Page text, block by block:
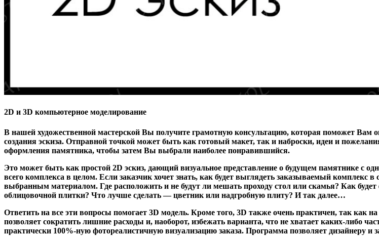
2D и 3D компьютерное моделирование
В нашей художественной мастерской Вы получите грамотную консультацию, которая поможет Вам
создания эскиза. Отправной точкой может быть как готовый макет, так и наброски, идеи и
оформления памятника, чтобы затем Вы выбрали наиболее понравившийся.
Это может быть как простой 2D эскиз, дающий визуальное представление о будущем памятнике с
всего комплекса в целом. Если заказчик хочет знать, как будет выглядеть заказываемый комплекс
выбранным материалом. Где расположить и не будут ли мешать проходу стол или скамья? Как
облицовочной плитки? Что лучше сделать — цветник или надгробную плиту? И так далее…
Ответить на все эти вопросы помогает 3D модель. Кроме того, 3D также очень практичен, так как
позволяет сократить лишние расходы и, наоборот, избежать варианта, что не хватает каких-либо
практически 100%-ную фотореалистичную визуализацию заказа. Программа позволяет дизайнеру